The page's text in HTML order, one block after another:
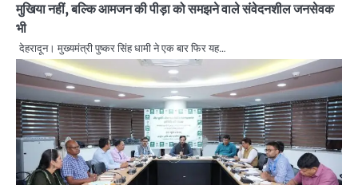
मुखिया नहीं, बल्कि आमजन की पीड़ा को समझने वाले संवेदनशील जनसेवक
भी
देहरादून। मुख्यमंत्री पुष्कर सिंह धामी ने एक बार फिर यह…